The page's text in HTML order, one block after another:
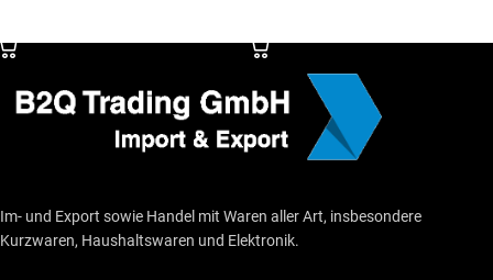
Im- und Export sowie Handel mit Waren aller Art, insbesondere
Kurzwaren, Haushaltswaren und Elektronik.